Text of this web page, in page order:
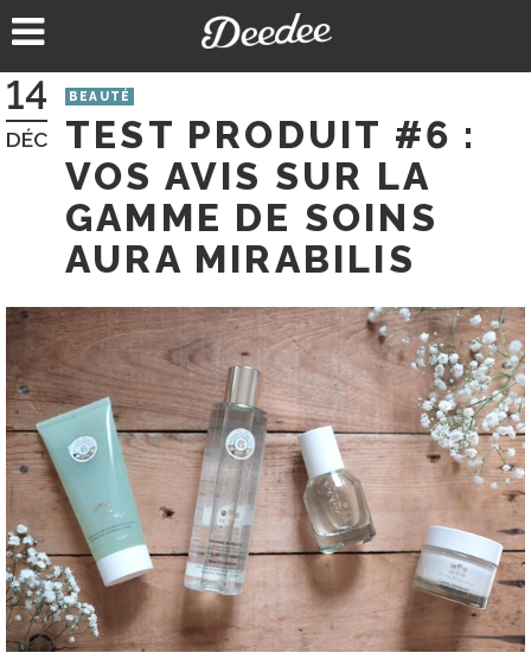
au
14
DÉC
BEAUTÉ
TEST PRODUIT #6 :
VOS AVIS SUR LA
GAMME DE SOINS
AURA MIRABILIS